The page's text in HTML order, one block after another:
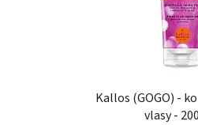
Kallos (GOGO) -
vlasy -